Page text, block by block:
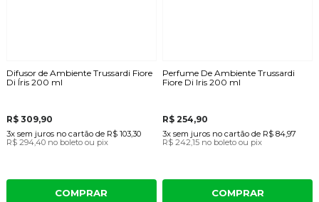
Difusor de Ambiente Trussardi Fiore
Di Íris 200 ml
R$ 309,90
3x sem juros no cartãode R$ 103,30
R$ 294,40 no boleto ou pix
COMPRAR
Perfume De Ambiente Trussardi
Fiore Di Iris 200 ml
R$ 254,90
3x sem juros no cartão de R$ 84,97
R$ 242,15 no boleto ou pix
COMPRAR